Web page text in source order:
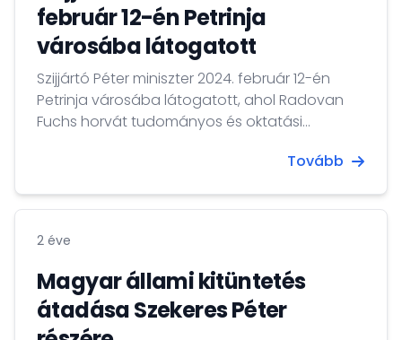
február 12-én Petrinja
városába látogatott
Szijjártó Péter miniszter 2024. február 12-én
Petrinja városába látogatott, ahol Radovan
Fuchs horvát tudományos és oktatási
közreműködéssel épített 1. sz. Általános Iskola új
Miniszter úr megbeszélést folytatott Radovan
Jankovics Róbert HMDK elnökkel.
Tovább
2 éve
Magyar állami kitüntetés
átadása Szekeres Péter